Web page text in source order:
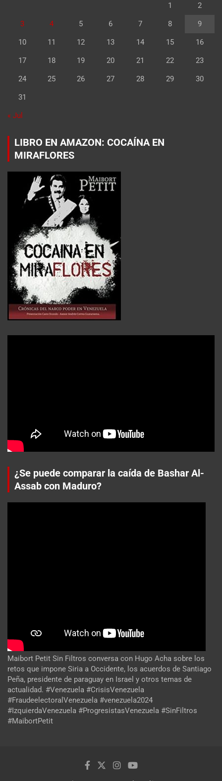
1 2
3 4 5 6 7 8 9
10 11 12 13 14 15 16
17 18 19 20 21 22 23
24 25 26 27 28 29 30
31
« Jul
LIBRO EN AMAZON: COCAÍNA EN
MIRAFLORES
¿Se puede comparar la caída de Bashar Al-
Assab con Maduro?
Maibort Petit Sin Filtros conversa con Hugo Acha sobre los
retos que impone Siria a Occidente, los acuerdos de Santiago
Peña, presidente de paraguay en Israel y otros temas de
actualidad. #Venezuela #CrisisVenezuela
#FraudeelectoralVenezuela #venezuela2024
#IzquierdaVenezuela #ProgresistasVenezuela #SinFiltros
#MaibortPetit